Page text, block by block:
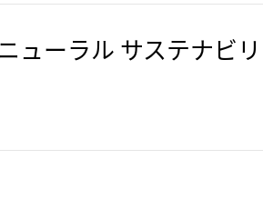
ューラル サステナビ